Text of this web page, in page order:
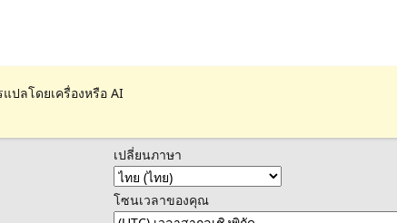
ปลโดยเครื่องหรือ AI
เปลี่ยนภาษา
โซนเวลาของคุณ